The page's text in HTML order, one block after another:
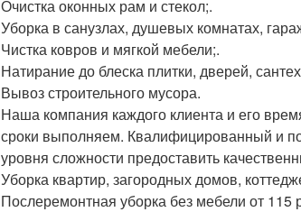
Очистка оконных рам и стекол;.
Уборка в санузлах, душевых комнатах,
Чистка ковров и мягкой мебели;.
Натирание до блеска плитки, дверей,
Вывоз строительного мусора.
Наша компания каждого клиента и его
сроки выполняем. Квалифицированный и
уровня сложности предоставить
Уборка квартир, загородных домов,
Послеремонтная уборка без мебели от 115